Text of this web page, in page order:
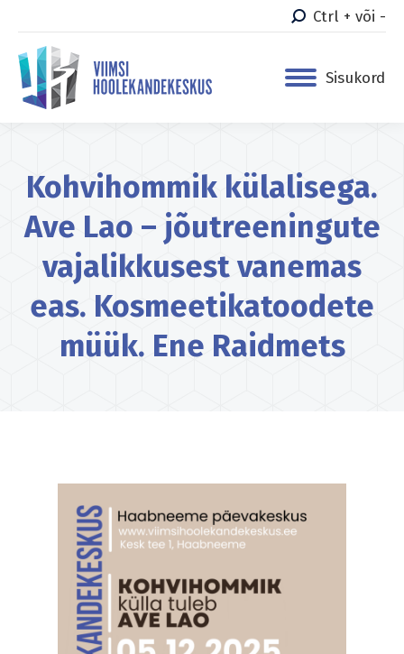
Ctrl + või -
Sisukord
Kohvihommik külalisega.
Ave Lao – jõutreeningute
vajalikkusest vanemas
eas. Kosmeetikatoodete
müük. Ene Raidmets